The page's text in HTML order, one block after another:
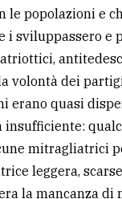
le popolazioni e
i sviluppassero e
volontà dei
erano quasi
insufficiente:
mitragliatrici
leggera,
la mancanza di